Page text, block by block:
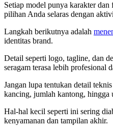
Setiap model punya karakter
pilihan Anda selaras dengan
Langkah berikutnya adalah
identitas brand.
Detail seperti logo, tagline, dan
seragam terasa lebih profesional
Jangan lupa tentukan detail
kancing, jumlah kantong, hingga
Hal-hal kecil seperti ini sering
kenyamanan dan tampilan akhir.